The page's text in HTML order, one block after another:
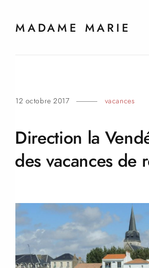
MADAME MARIE
12 octobre 2017 vacances
Direction la
des vacances de